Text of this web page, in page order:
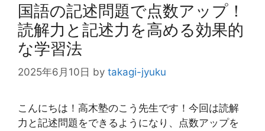
国語の記述問題で点数アップ！
読解力と記述力を高める効果的
な学習法
2025年6月10日 by takagi-jyuku
こんにちは！高木塾のこう先生です！今回は読解
力と記述問題をできるようになり、点数アップを